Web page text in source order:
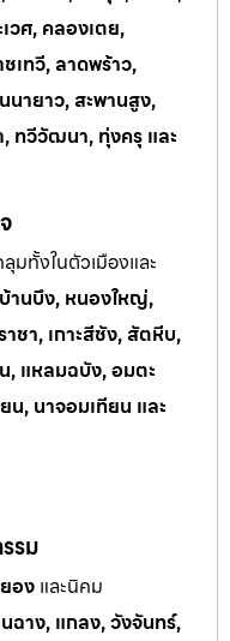
วศ, คลองเตย,
เทวี, ลาดพร้าว,
ายาว, สะพานสูง,
ทวีวัฒนา, ทุ่งครุ และ
มทั้งในตัวเมืองและ
านบึง, หนองใหญ่,
ชา, เกาะสีชัง, สัตหีบ,
, แหลมฉบัง, อมตะ
, นาจอมเทียน และ
รม
องและนิคม
ฉาง, แกลง, วังจันทร์,